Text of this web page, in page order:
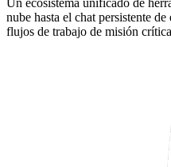
Un ecosistema unificado de
nube hasta el chat persistente
flujos de trabajo de misión